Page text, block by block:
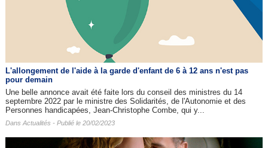
L'allongement de l'aide à la garde d'enfant de 6 à 12 ans n'est pas
pour demain
Une belle annonce avait été faite lors du conseil des ministres du 14
septembre 2022 par le ministre des Solidarités, de l'Autonomie et des
Personnes handicapées, Jean-Christophe Combe, qui y...
Dans Actualités - Publié le 20/02/2023